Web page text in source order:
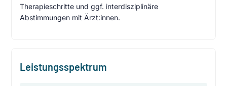
Therapieschritte und ggf. interdisziplinäre
Abstimmungen mit Ärzt:innen.
Leistungsspektrum